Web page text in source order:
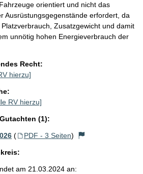
orientiert und nicht das
Ausrüstungsgegenstände erfordert, da
Zusatzgewicht und damit
unnötig hohen Energieverbrauch der
Recht:
hierzu]
RV hierzu]
(1):
( PDF - 3 Seiten)
am 21.03.2024 an: